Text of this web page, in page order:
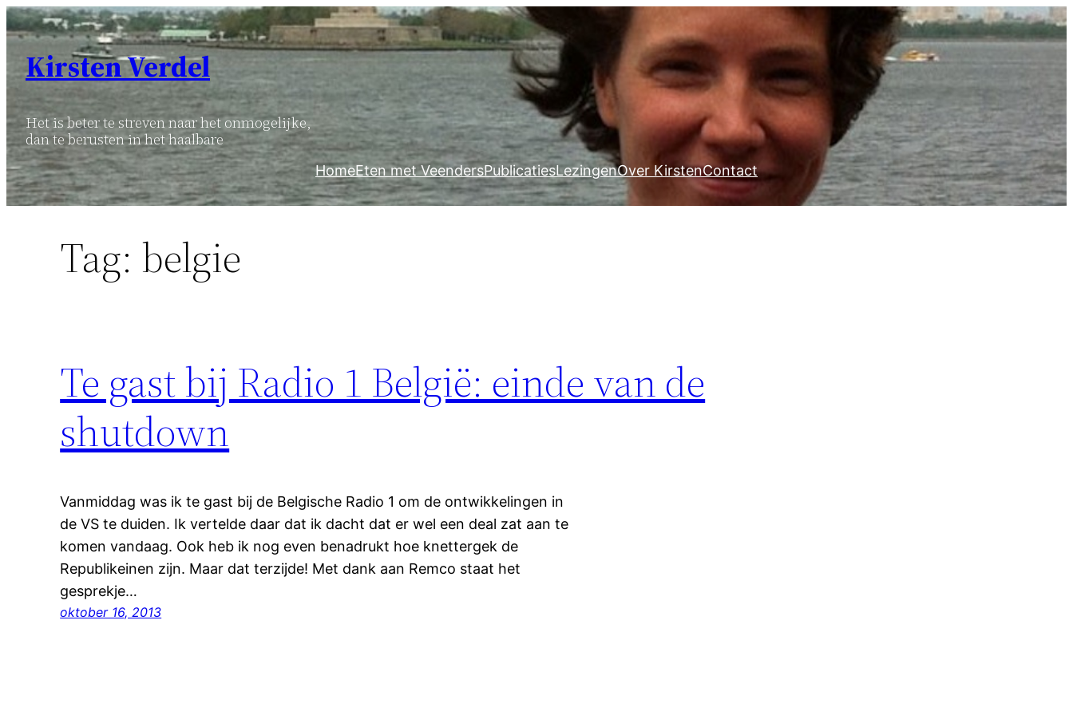
Ga
naar
inhoud
Kirsten Verdel
Het is beter te streven naar het onmogelijke,
dan te berusten in het haalbare
HomeEten met VeendersPublicatiesLezingenOver KirstenContact
Tag: belgie
Te gast bij Radio 1 België: einde van de
shutdown
Vanmiddag was ik te gast bij de Belgische Radio 1 om de ontwikkelingen in
de VS te duiden. Ik vertelde daar dat ik dacht dat er wel een deal zat aan te
komen vandaag. Ook heb ik nog even benadrukt hoe knettergek de
Republikeinen zijn. Maar dat terzijde! Met dank aan Remco staat het
gesprekje…
oktober 16, 2013